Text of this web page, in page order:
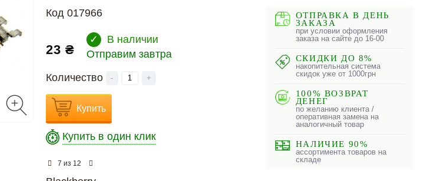
Код 017966
23 ₴
✓
В наличии
Отправим завтра
Количество
- +
Купить
Купить в один клик
7 из 12
ОТПРАВКА В ДЕНЬ
ЗАКАЗА
при условии оформления
заказа на сайте до 16-00
СКИДКИ ДО 8%
накопительная система
скидок уже от 1000грн
100% ВОЗВРАТ
ДЕНЕГ
по желанию клиента /
оперативная замена на
аналогичный товар
НАЛИЧИЕ 90%
ассортимента товаров на
складе